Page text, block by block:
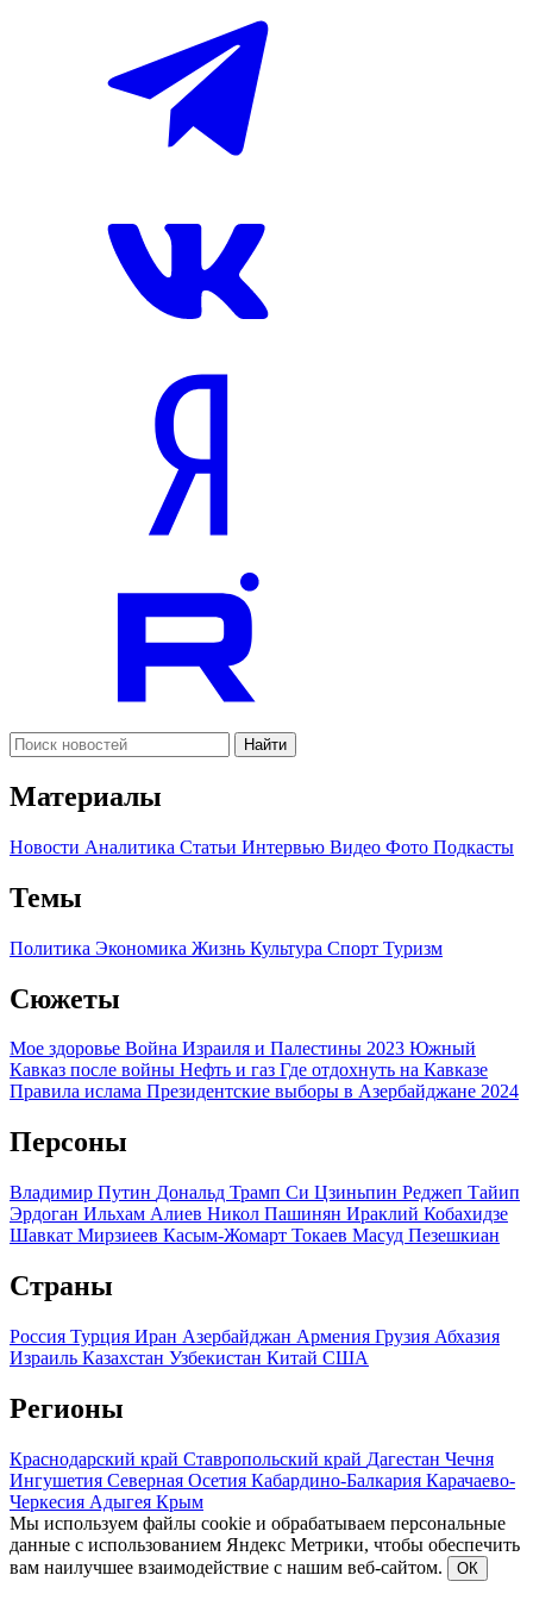
Найти
Материалы
Новости Аналитика Статьи Интервью Видео Фото Подкасты
Темы
Политика Экономика Жизнь Культура Спорт Туризм
Сюжеты
Мое здоровье Война Израиля и Палестины 2023 Южный
Кавказ после войны Нефть и газ Где отдохнуть на Кавказе
Правила ислама Президентские выборы в Азербайджане 2024
Персоны
Владимир Путин Дональд Трамп Си Цзиньпин Реджеп Тайип
Эрдоган Ильхам Алиев Никол Пашинян Ираклий Кобахидзе
Шавкат Мирзиеев Касым-Жомарт Токаев Масуд Пезешкиан
Страны
Россия Турция Иран Азербайджан Армения Грузия Абхазия
Израиль Казахстан Узбекистан Китай США
Регионы
Краснодарский край Ставропольский край Дагестан Чечня
Ингушетия Северная Осетия Кабардино-Балкария Карачаево-
Черкесия Адыгея Крым
Мы используем файлы cookie и обрабатываем персональные
данные с использованием Яндекс Метрики, чтобы обеспечить
вам наилучшее взаимодействие с нашим веб-сайтом.
ОК